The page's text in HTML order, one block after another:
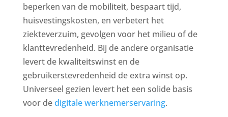
beperken van de mobiliteit, bespaart tijd,
huisvestingskosten, en verbetert het
ziekteverzuim, gevolgen voor het milieu of de
klanttevredenheid. Bij de andere organisatie
levert de kwaliteitswinst en de
gebruikerstevredenheid de extra winst op.
Universeel gezien levert het een solide basis
voor dedigitale werknemerservaring.